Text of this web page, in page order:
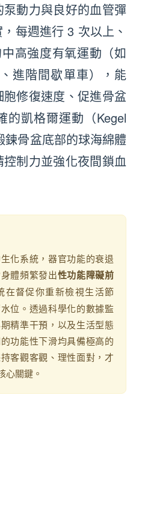
動力與良好的血管彈
每週進行 3 次以上、
高強度有氧運動（如
進階間歇單車），能
修復速度、促進骨盆
的凱格爾運動（Kegel
鍊骨盆底部的球海綿體
制力並強化夜間鎖血
化系統，器官功能的衰退
體頻繁發出性功能障礙前
在督促你重新檢視生活節
位。透過科學化的數據監
精準干預，以及生活型態
功能性下滑均具備極高的
客觀客觀、理性面對，才
心關鍵。